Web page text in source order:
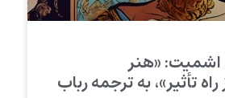
اشمیت: «هنر
تأثیر»، به ترجمه رباب